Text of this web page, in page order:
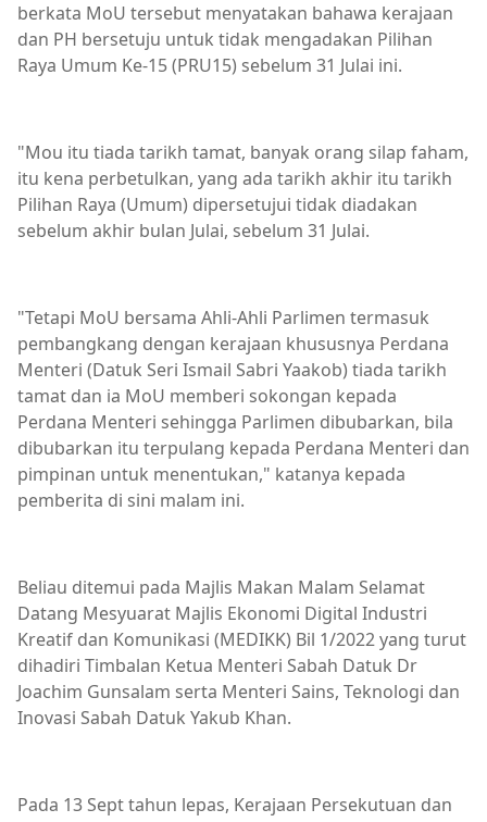
berkata MoU tersebut menyatakan bahawa kerajaan
dan PH bersetuju untuk tidak mengadakan Pilihan
Raya Umum Ke-15 (PRU15) sebelum 31 Julai ini.
"Mou itu tiada tarikh tamat, banyak orang silap faham,
itu kena perbetulkan, yang ada tarikh akhir itu tarikh
Pilihan Raya (Umum) dipersetujui tidak diadakan
sebelum akhir bulan Julai, sebelum 31 Julai.
"Tetapi MoU bersama Ahli-Ahli Parlimen termasuk
pembangkang dengan kerajaan khususnya Perdana
Menteri (Datuk Seri Ismail Sabri Yaakob) tiada tarikh
tamat dan ia MoU memberi sokongan kepada
Perdana Menteri sehingga Parlimen dibubarkan, bila
dibubarkan itu terpulang kepada Perdana Menteri dan
pimpinan untuk menentukan," katanya kepada
pemberita di sini malam ini.
Beliau ditemui pada Majlis Makan Malam Selamat
Datang Mesyuarat Majlis Ekonomi Digital Industri
Kreatif dan Komunikasi (MEDIKK) Bil 1/2022 yang turut
dihadiri Timbalan Ketua Menteri Sabah Datuk Dr
Joachim Gunsalam serta Menteri Sains, Teknologi dan
Inovasi Sabah Datuk Yakub Khan.
Pada 13 Sept tahun lepas, Kerajaan Persekutuan dan